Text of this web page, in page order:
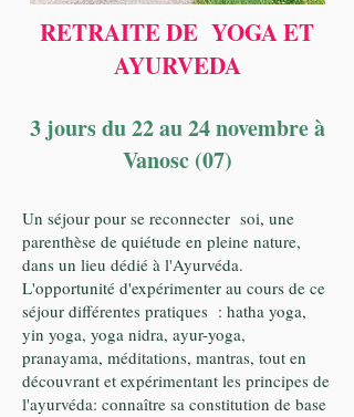
RETRAITE DE YOGA ET
AYURVEDA
3 jours du 22 au 24 novembre à
Vanosc (07)
Un séjour pour se reconnecter soi, une
parenthèse de quiétude en pleine nature,
dans un lieu dédié à l'Ayurvéda.
L'opportunité d'expérimenter au cours de ce
séjour différentes pratiques : hatha yoga,
yin yoga, yoga nidra, ayur-yoga,
pranayama, méditations, mantras, tout en
découvrant et expérimentant les principes de
l'ayurvéda: connaître sa constitution de base